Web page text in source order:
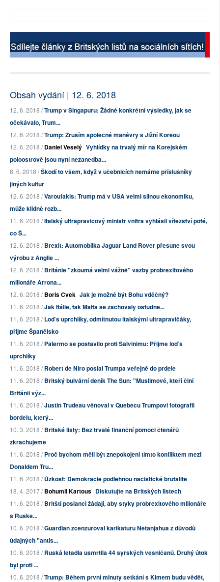
Obsah vydání | 12. 6. 2018
12. 6. 2018 /Trump v Singapuru: Žádné konkrétní výsledky, jak se
očekávalo, Trum...
12. 6. 2018 /Trump: Zruším společné manévry s Jižní Koreou
12. 6. 2018 /Daniel Veselý Vyhlídky na trvalý mír na Korejském
poloostrově jsou nyní nezanedba...
8. 6. 2018 /Škodí to všem, když v učebnicích nemáme příslušníky
jiných kultur
12. 6. 2018 /Varoufakis: Trump má v USA velmi silnou ekonomiku,
může klidně rozb...
11. 6. 2018 /Italský ultrapravicový ministr vnitra vyhlásil vítězství poté,
co Š...
12. 6. 2018 /Brexit: Automobilka Jaguar Land Rover přesune svou
výrobu z Anglie ...
12. 6. 2018 /Británie "zkoumá velmi vážně" vazby probrexitového
milionáře Arrona...
12. 6. 2018 /Boris Cvek Jak je možné být Bohu vděčný?
11. 6. 2018 /Jak Itálie, tak Malta se zachovaly ostudně...
11. 6. 2018 /Loď s uprchlíky, odmítnutou italskými ultrapravičáky,
přijme Španělsko
11. 6. 2018 /Palermo se postavilo proti Salvinimu: Přijme loď s
uprchlíky
11. 6. 2018 /Robert de Niro poslal Trumpa veřejně do prdele
11. 6. 2018 /Britský bulvární deník The Sun: "Muslimové, kteří činí
Británii výz...
11. 6. 2018 /Justin Trudeau věnoval v Quebecu Trumpovi fotografii
bordelu, který...
10. 3. 2018 /Britské listy: Bez trvalé finanční pomoci čtenářů
zkrachujeme
11. 6. 2018 /Proč bychom měli být znepokojeni tímto konfliktem mezi
Donaldem Tru...
11. 6. 2018 /Úzkost: Demokracie podlehnou nacistické brutalitě
18. 4. 2017 /Bohumil Kartous Diskutujte na Britských listech
11. 6. 2018 /Britští poslanci žádají, aby styky probrexitového milionáře
s Ruske...
10. 6. 2018 /Guardian zcenzuroval karikaturu Netanjahua z důvodů
údajných "antis...
10. 6. 2018 /Ruská letadla usmrtila 44 syrských vesničanů. Druhý útok
byl proti ...
10. 6. 2018 /Trump: Během první minuty setkání s Kimem budu vědět,